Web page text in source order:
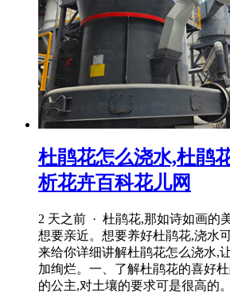
杜鹃花怎么浇水,杜鹃
析花卉百科花儿网
2 天之前 · 杜鹃花,那如诗如画的
想要亲近。想要养好杜鹃花,浇水
来给你详细讲解杜鹃花怎么浇水,
加绚烂。一、了解杜鹃花的喜好
的公主,对土壤的要求可是很高的。